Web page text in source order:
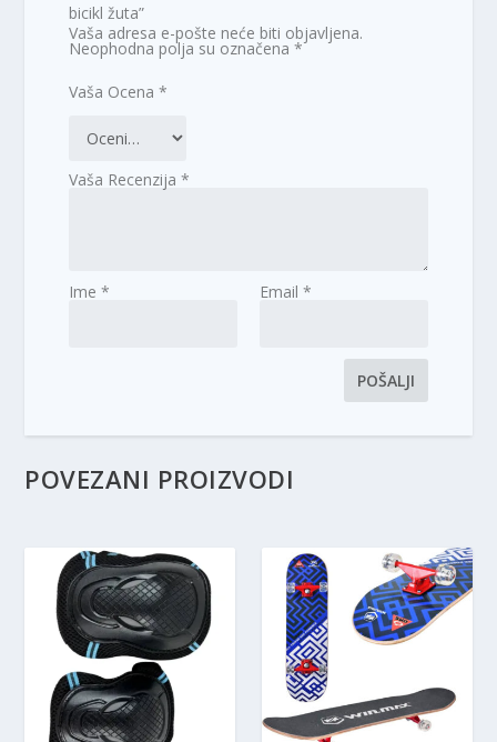
bicikl žuta”
Vaša adresa e-pošte neće biti objavljena.
Neophodna polja su označena*
Vaša Ocena*
Vaša Recenzija*
Ime* Email *
POVEZANI PROIZVODI